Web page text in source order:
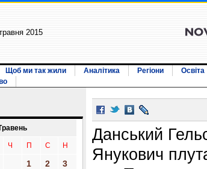
2015
Щоб ми так жили Аналітика Регіони Освіта
Ч П С Н
1 2
3
Данський
Янукович